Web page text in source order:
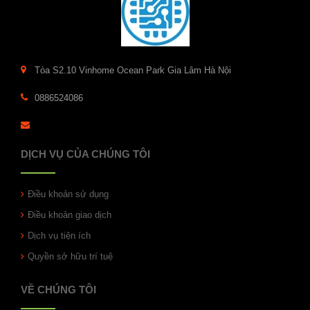
Tòa S2.10 Vinhome Ocean Park Gia Lâm Hà Nội
0886524086
DỊCH VỤ CỦA CHÚNG TÔI
Điều khoản sử dụng
Điều khoản giao dịch
Dịch vụ tiện ích
Quyền sở hữu trí tuệ
VỀ CHÚNG TÔI